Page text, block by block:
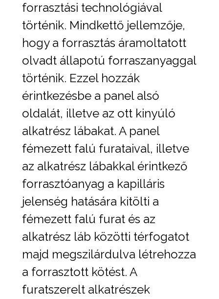
forrasztási technológiával
történik. Mindkettő jellemzője,
hogy a forrasztás áramoltatott
olvadt állapotú forraszanyaggal
történik. Ezzel hozzák
érintkezésbe a panel alsó
oldalát, illetve az ott kinyúló
alkatrész lábakat. A panel
fémezett falú furataival, illetve
az alkatrész lábakkal érintkező
forrasztóanyag a kapilláris
jelenség hatására kitölti a
fémezett falú furat és az
alkatrész láb közötti térfogatot
majd megszilárdulva létrehozza
a forrasztott kötést. A
furatszerelt alkatrészek